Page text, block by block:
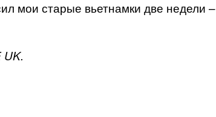
мои старые вьетнамки две недели –